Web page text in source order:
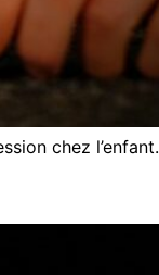
chez l’enfant.